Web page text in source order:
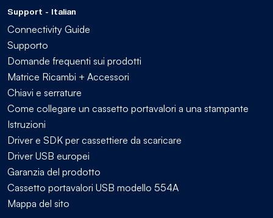
Support - Italian
Connectivity Guide
Supporto
Domande frequenti sui prodotti
Matrice Ricambi + Accessori
Chiavi e serrature
Come collegare un cassetto portavalori a una stampante
Istruzioni
Driver e SDK per cassettiere da scaricare
Driver USB europei
Garanzia del prodotto
Cassetto portavalori USB modello 554A
Mappa del sito